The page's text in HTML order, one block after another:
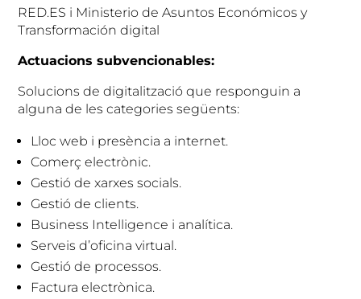
RED.ES i Ministerio de Asuntos Económicos y
Transformación digital
Actuacions subvencionables:
Solucions de digitalització que responguin a
alguna de les categories següents:
Lloc web i presència a internet.
Comerç electrònic.
Gestió de xarxes socials.
Gestió de clients.
Business Intelligence i analítica.
Serveis d’oficina virtual.
Gestió de processos.
Factura electrònica.